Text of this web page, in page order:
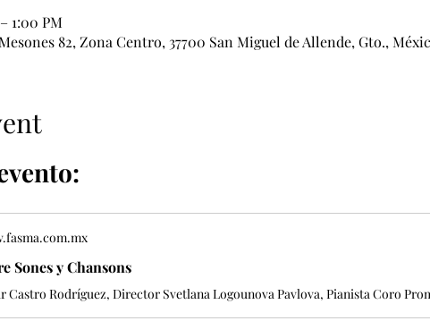
1:00 PM
82, Zona Centro, 37700 San Miguel de Allende, Gto.,
Sones y Chansons
Castro Rodríguez, Director Svetlana Logounova Pavlova, Pianista Coro